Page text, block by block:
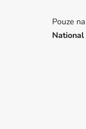
Pouze na
National